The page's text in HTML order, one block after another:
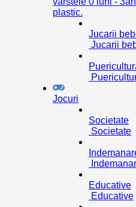
plastic.
Jucarii
Jucarii
Jocuri
Societate
Societate
Educative
Educative